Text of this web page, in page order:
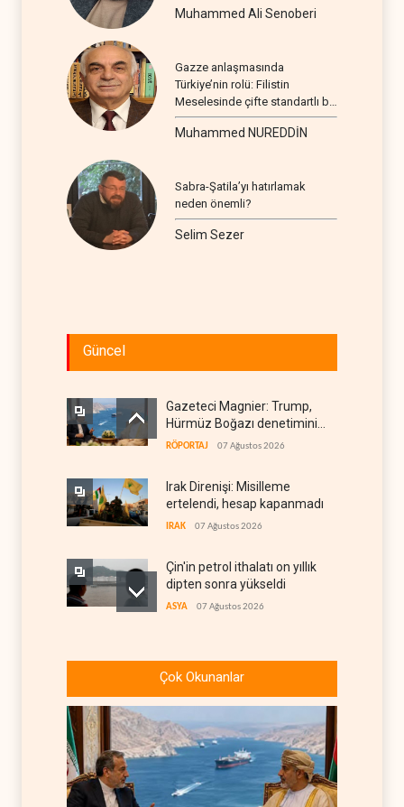
Muhammed Ali Senoberi
Gazze anlaşmasında
Türkiye’nin rolü: Filistin
Meselesinde çifte standartlı bir
seyir
Muhammed NUREDDİN
Sabra-Şatila’yı hatırlamak
neden önemli?
Selim Sezer
Güncel
Gazeteci Magnier: Trump,
Hürmüz Boğazı denetimini
doğrudan İran ve Umman'a
RÖPORTAJ 07 Ağustos 2026
Irak Direnişi: Misilleme
ertelendi, hesap kapanmadı
IRAK 07 Ağustos 2026
Çin'in petrol ithalatı on yıllık
dipten sonra yükseldi
ASYA 07 Ağustos 2026
sonra petrol üretimini rekor
düzeye çıkardı
The Telegraph: Hürmüz
anlaşması, İran’ın savaşı
kazandığını gösteriyor
BATI YARIM KÜRE 07 Ağustos 2026
Çok Okunanlar